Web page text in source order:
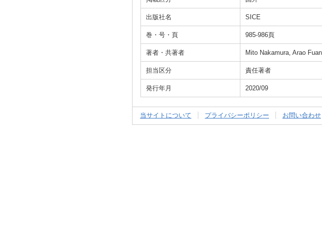
出版社名 SICE
巻・号・頁 985-986頁
著者・共著者 Mito Nakamura, Arao
担当区分 責任著者
発行年月 2020/09
当サイトについて プライバシーポリシー お問い合わせ